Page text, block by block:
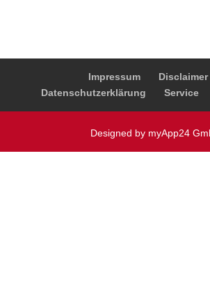
Impressum
Disclaimer
Datenschutzerklärung
Service
Designed by myApp24